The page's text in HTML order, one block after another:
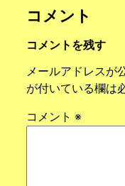
コメント
コメントを残す
メールアドレスが
が付いている欄は
コメント ※